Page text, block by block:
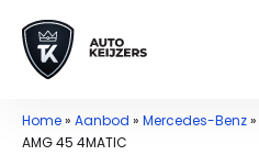
Home» Aanbod » Mercedes-Benz»
AMG 45 4MATIC